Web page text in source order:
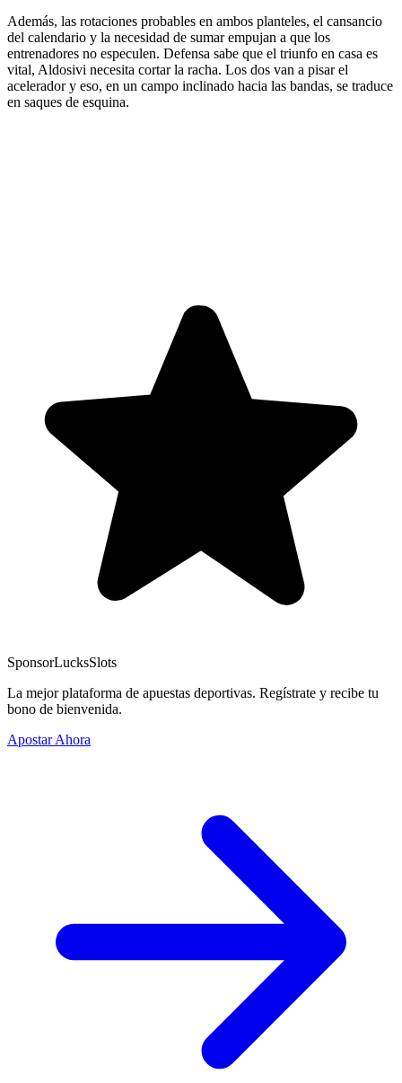
Además, las rotaciones probables en ambos planteles, el cansancio
del calendario y la necesidad de sumar empujan a que los
entrenadores no especulen. Defensa sabe que el triunfo en casa es
vital, Aldosivi necesita cortar la racha. Los dos van a pisar el
acelerador y eso, en un campo inclinado hacia las bandas, se traduce
en saques de esquina.
SponsorLucksSlots
La mejor plataforma de apuestas deportivas. Regístrate y recibe tu
bono de bienvenida.
Apostar Ahora